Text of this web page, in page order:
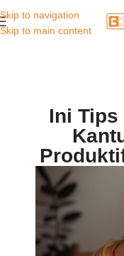
Skip to navigation
Skip to main content
Ini Tips